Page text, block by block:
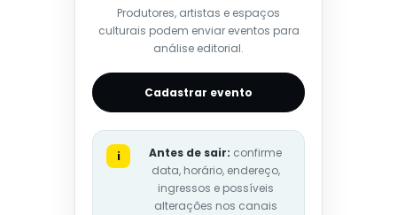
Produtores, artistas e espaços
culturais podem enviar eventos para
análise editorial.
Cadastrar evento
i Antes de sair: confirme
data, horário, endereço,
ingressos e possíveis
alterações nos canais